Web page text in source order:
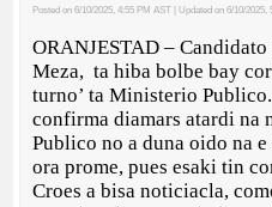
Posted on 6/10/2025, 4:55 PM AST | Updated on 6/10/2025,
ORANJESTAD –
Meza, ta hiba bolbe bay
turno’ ta Ministerio
confirma diamars atardi
Publico no a duna oido na
ora prome, pues esaki tin
Croes a bisa noticiacla,